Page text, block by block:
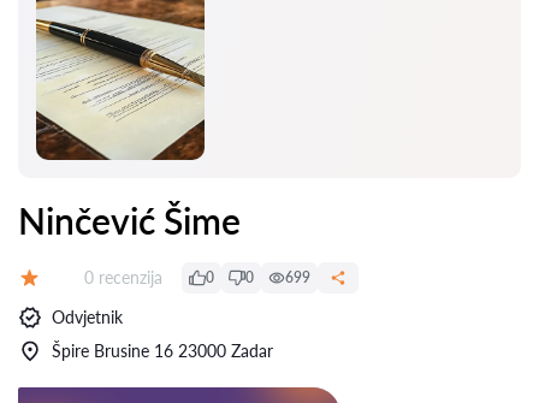
Ninčević Šime
Recenzija:
0 recenzija 0 0 699
Odvjetnik
Špire Brusine 16 23000 Zadar